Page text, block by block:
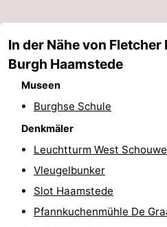
Sehen
&
tun
-
Museen
Mühlen
Aussichtspunkte
Attraktionen
In der Nähe von
Burgh Haamstede
Museen
Burghse Schule
Denkmäler
Leuchtturm West
Vleugelbunker
Slot Haamstede
Pfannkuchenmühle De